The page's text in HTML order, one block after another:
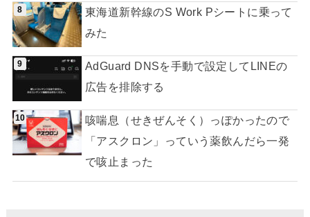
東海道新幹線のS Work Pシートに乗って
みた
AdGuard DNSを手動で設定してLINEの
広告を排除する
咳喘息（せきぜんそく）っぽかったので
「アスクロン」っていう薬飲んだら一発
で咳止まった